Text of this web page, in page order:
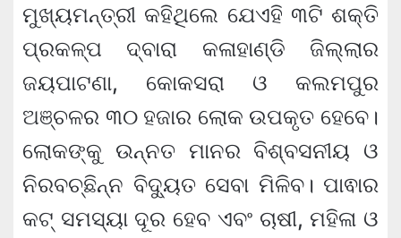
ମୁଖ୍ୟମନ୍ତ୍ରୀ କହିଥିଲେ ଯେଏହି ୩ଟି ଶକ୍ତି
ପ୍ରକଳ୍ପ ଦ୍ବାରା କଳାହାଣ୍ଡି ଜିଲ୍ଲାର
ଜୟପାଟଣା, କୋକସରା ଓ କଲମପୁର
ଅଞ୍ଚଳର ୩୦ ହଜାର ଲୋକ ଉପକୃତ ହେବେ।
ଲୋକଙ୍କୁ ଉନ୍ନତ ମାନର ବିଶ୍ବସନୀୟ ଓ
ନିରବଚ୍ଛିନ୍ନ ବିଦ୍ୟୁତ ସେବା ମିଳିବ। ପାଵାର
କଟ୍‌ ସମସ୍ୟା ଦୂର ହେବ ଏବଂ ଚାଷୀ, ମହିଳା ଓ